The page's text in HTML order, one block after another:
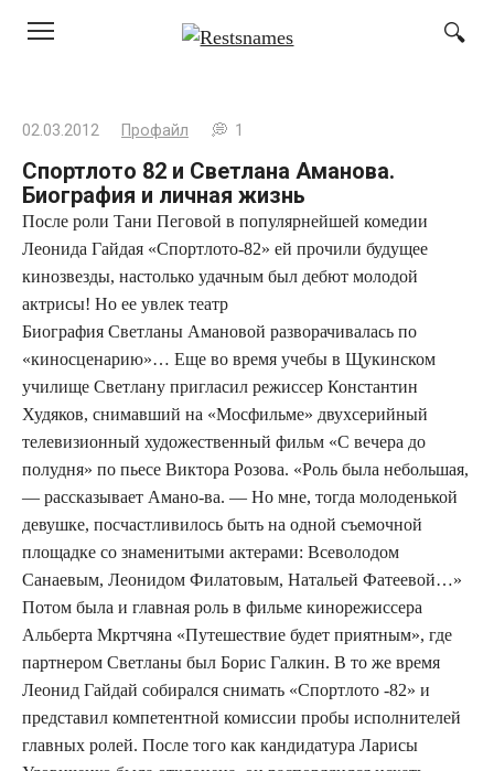
02.03.2012 Профайл 1
Спортлото 82 и Светлана Аманова.
Биография и личная жизнь
После роли Тани Пеговой в популярнейшей комедии
Леонида Гайдая «Спортлото-82» ей прочили будущее
кинозвезды, настолько удачным был дебют молодой
актрисы! Но ее увлек театр
Биография Светланы Амановой разворачивалась по
«киносценарию»… Еще во время учебы в Щукинском
училище Светлану пригласил режиссер Константин
Худяков, снимавший на «Мосфильме» двухсерийный
телевизионный художественный фильм «С вечера до
полудня» по пьесе Виктора Розова. «Роль была небольшая,
— рассказывает Амано-ва. — Но мне, тогда молоденькой
девушке, посчастливилось быть на одной съемочной
площадке со знаменитыми актерами: Всеволодом
Санаевым, Леонидом Филатовым, Натальей Фатеевой…»
Потом была и главная роль в фильме кинорежиссера
Альберта Мкртчяна «Путешествие будет приятным», где
партнером Светланы был Борис Галкин. В то же время
Леонид Гайдай собирался снимать «Спортлото -82» и
представил компетентной комиссии пробы исполнителей
главных ролей. После того как кандидатура Ларисы